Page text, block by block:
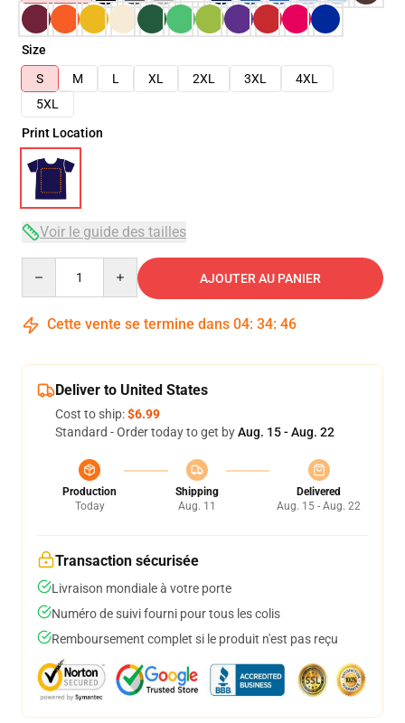
Size
S
M L XL 2XL 3XL
4XL
5XL
Print Location
Voir le guide des tailles
AJOUTER AU PANIER
Cette vente se termine dans 04: 34: 46
Deliver to United States
Cost to ship:$6.99
Standard - Order today to get byAug. 15 - Aug. 22
Production
Today
Shipping
Aug. 11
Delivered
Aug. 15 - Aug. 22
Transaction sécurisée
Livraison mondiale à votre porte
Numéro de suivi fourni pour tous les colis
Remboursement complet si le produit n'est pas reçu